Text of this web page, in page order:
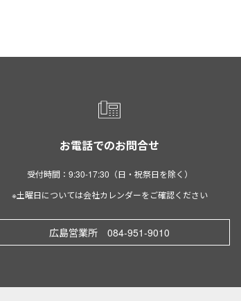
お電話でのお問合せ
受付時間：9:30-17:30（日・祝祭日を除く）
※土曜日については会社カレンダーをご確認ください
広島営業所 084-951-9010